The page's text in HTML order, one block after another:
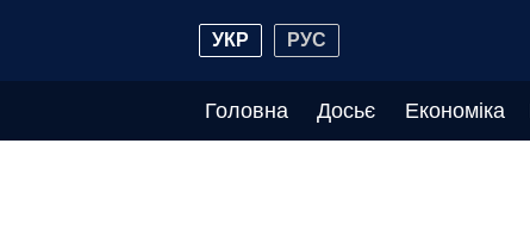
УКР РУС
Головна Досьє Економіка